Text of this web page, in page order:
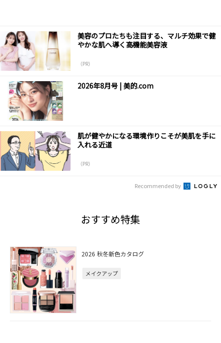
美容のプロたちも注目する、マルチ効果で健
やかな肌へ導く高機能美容液
（PR）
2026年8月号 | 美的.com
肌が健やかになる環境作りこそが美肌を手に
入れる近道
（PR）
Recommended by
おすすめ特集
2026 秋冬新色カタログ
メイクアップ